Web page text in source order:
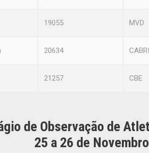
19055 MVD
20634
21257 CBE
de Observação de
25 a 26 de